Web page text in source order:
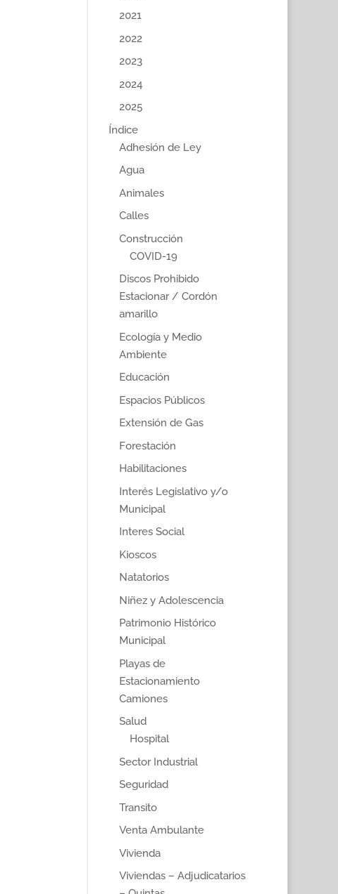
2021
2022
2023
2024
2025
Índice
Adhesión de Ley
Agua
Animales
Calles
Construcción
COVID-19
Discos Prohibido
Estacionar / Cordón
amarillo
Ecología y Medio
Ambiente
Educación
Espacios Públicos
Extensión de Gas
Forestación
Habilitaciones
Interés Legislativo y/o
Municipal
Interes Social
Kioscos
Natatorios
Niñez y Adolescencia
Patrimonio Histórico
Municipal
Playas de
Estacionamiento
Camiones
Salud
Hospital
Sector Industrial
Seguridad
Transito
Venta Ambulante
Vivienda
Viviendas – Adjudicatarios